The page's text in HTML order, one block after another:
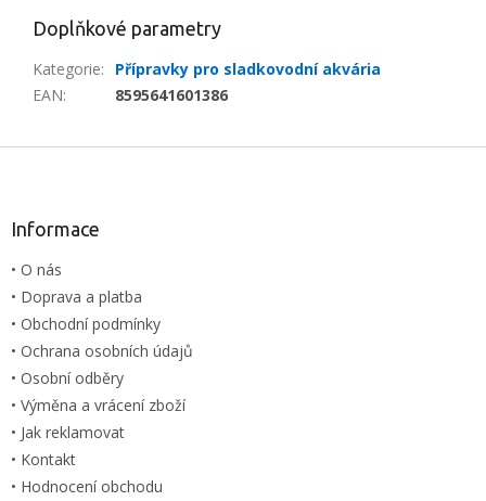
Doplňkové parametry
Kategorie:
Přípravky pro sladkovodní akvária
EAN: 8595641601386
Informace
• O nás
• Doprava a platba
• Obchodní podmínky
• Ochrana osobních údajů
• Osobní odběry
• Výměna a vrácení zboží
• Jak reklamovat
• Kontakt
• Hodnocení obchodu